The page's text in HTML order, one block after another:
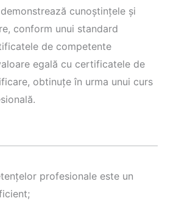
cunoştinţele şi
conform unui standard
de competente
egală cu certificatele de
obtinuţe în urma unui curs
profesionale este un